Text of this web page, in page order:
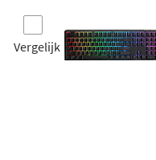
Vergelijk